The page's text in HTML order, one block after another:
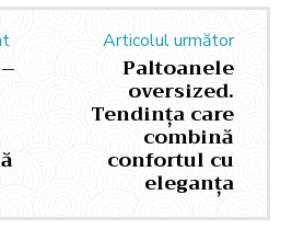
Articolul următor
Paltoanele
oversized.
Tendința care
combină
confortul cu
eleganța